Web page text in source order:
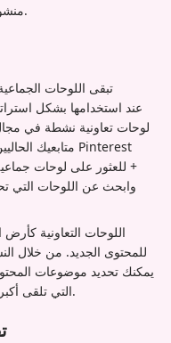
منشورات الفكرة ذات الأداء الجيد لجماهير أوسع.
تبقى اللوحات
لوحات تعاونية نشطة في
للعثور على لوحات
للمحتوى الجديد. من خلال
التي تلقى أكبر صدى قبل توسيع جهود الترويج عبر المنصة.